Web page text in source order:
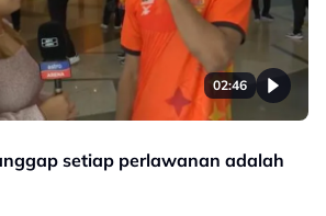
02:46
setiap perlawanan adalah